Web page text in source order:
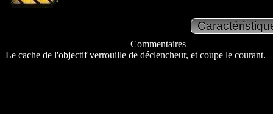
Commentaires
Le cache de l'objectif verrouille de déclencheur, et coupe le courant.